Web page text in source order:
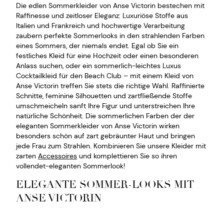
Die edlen Sommerkleider von Anse Victorin bestechen mit
Raffinesse und zeitloser Eleganz: Luxuriöse Stoffe aus
Italien und Frankreich und hochwertige Verarbeitung
zaubern perfekte Sommerlooks in den strahlenden Farben
eines Sommers, der niemals endet. Egal ob Sie ein
festliches Kleid für eine Hochzeit oder einen besonderen
Anlass suchen, oder ein sommerlich-leichtes Luxus
Cocktailkleid für den Beach Club – mit einem Kleid von
Anse Victorin treffen Sie stets die richtige Wahl. Raffinierte
Schnitte, feminine Silhouetten und zartfließende Stoffe
umschmeicheln sanft Ihre Figur und unterstreichen Ihre
natürliche Schönheit. Die sommerlichen Farben der der
eleganten Sommerkleider von Anse Victorin wirken
besonders schön auf zart gebräunter Haut und bringen
jede Frau zum Strahlen. Kombinieren Sie unsere Kleider mit
zarten Accessoires und komplettieren Sie so ihren
vollendet-eleganten Sommerlook!
ELEGANTE SOMMER-LOOKS MIT
ANSE VICTORIN